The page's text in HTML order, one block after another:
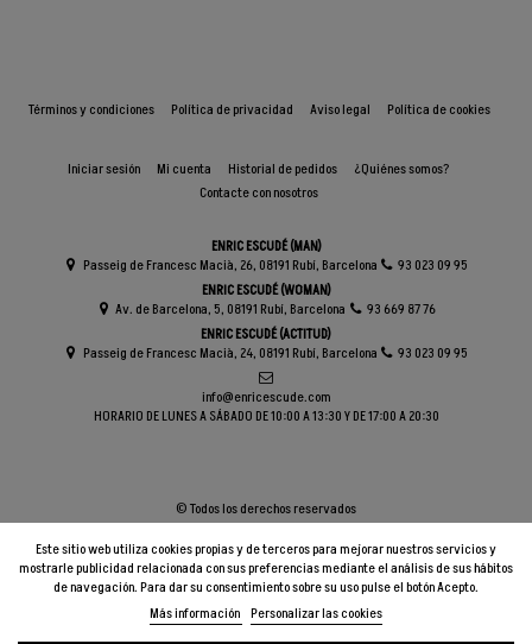
Términos y condiciones Política de privacidad Aviso legal Política de cookies
Iniciar sesión Mi cuenta Historial de pedidos
¿Quiénes somos?
Contacte con nosotros
ENRIC ESCUDÉ (MAN)
Passeig de Francesc Macià, 26, 08191 Rubí, Barcelona
93 023 09 95
ENRIC ESCUDÉ (WOMAN)
Av. de Barcelona, 5, 08191 Rubí, Barcelona
93 669 87 76
ENRIC ESCUDÉ (ACTITUD)
Passeig de Francesc Macià, 24, 08191 Rubí, Barcelona
93 023 09 95
info@enricescude.com
HORARIO DE LUNES A SÁBADO DE 10:00 A 13:30 Y DE 17:00 A 20:30
Este sitio web utiliza cookies propias y de terceros para mejorar nuestros servicios y
mostrarle publicidad relacionada con sus preferencias mediante el análisis de sus hábitos
de navegación. Para dar su consentimiento sobre su uso pulse el botón Acepto.
Más información Personalizar las cookies
© Todos los derechos reservados